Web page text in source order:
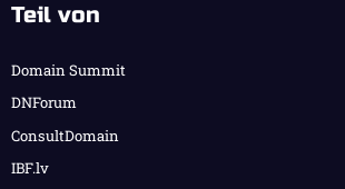
Teil von
Domain Summit
DNForum
ConsultDomain
IBF.lv